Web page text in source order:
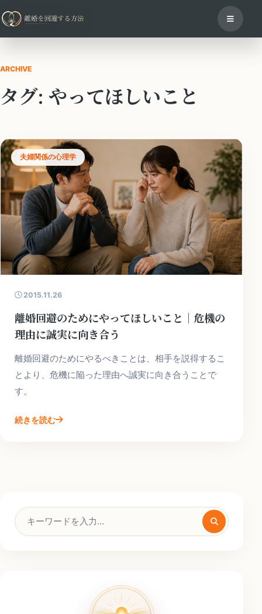
ARCHIVE
タグ: やってほしいこと
夫婦関係の心理学
2015.11.26
離婚回避のためにやってほしいこと｜危機の
理由に誠実に向き合う
離婚回避のためにやるべきことは、相手を説得するこ
とより、危機に陥った理由へ誠実に向き合うことで
す。
続きを読む
検
索